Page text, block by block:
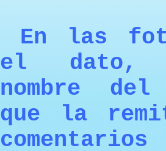
En las
el dato,
nombre
que la